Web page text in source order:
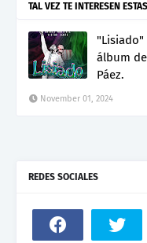
TAL VEZ TE INTERESEN
álbum
Páez.
November 01, 2024
REDES SOCIALES